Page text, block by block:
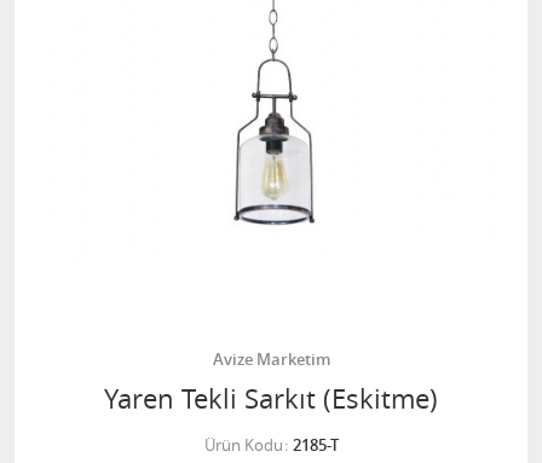
Avize Marketim
Yaren Tekli Sarkıt (Eskitme)
Ürün Kodu 2185-T